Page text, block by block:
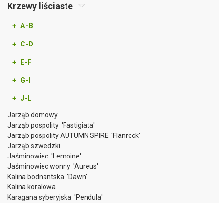
Krzewy liściaste
+ A-B
+ C-D
+ E-F
+ G-I
+ J-L
Jarząb domowy
Jarząb pospolity 'Fastigiata'
Jarząb pospolity AUTUMN SPIRE 'Flanrock'
Jarząb szwedzki
Jaśminowiec 'Lemoine'
Jaśminowiec wonny 'Aureus'
Kalina bodnantska 'Dawn'
Kalina koralowa
Karagana syberyjska 'Pendula'